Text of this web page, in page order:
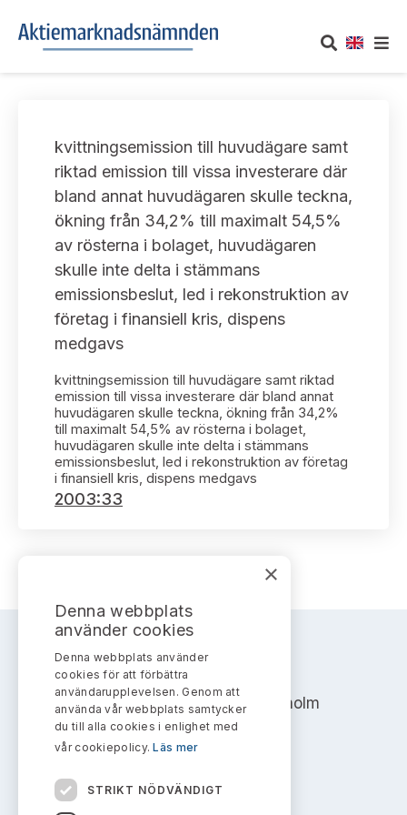
Om oss
Vårt uppdrag
Informationsgivning
Arbetssätt och jävsfrågor
Stadgar
Arbetsordning
Ledamöter
Huvudmän
UTTALANDEN
Om nämndens uttalanden
Framställningar och konsultation
Uttalanden sorterade efter publiceringsdatum
Samtliga uttalanden sorterade årsvis
Uttalanden sorterade ämnesvis
Sök uttalanden
Avgifter
TAKEOVER-REGLER
Takeover-regler för reglerade marknader och vissa
handelsplattformar
AKTUELLT
Nyheter och pressmeddelanden
Bildarkiv
KONTAKT
Kontakt angående ansökningar och uttalanden
Kontakt administrativa ärenden
kvittningsemission till huvudägare samt
riktad emission till vissa investerare där
bland annat huvudägaren skulle teckna,
ökning från 34,2% till maximalt 54,5%
av rösterna i bolaget, huvudägaren
skulle inte delta i stämmans
emissionsbeslut, led i rekonstruktion av
företag i finansiell kris, dispens
medgavs
kvittningsemission till huvudägare samt riktad
emission till vissa investerare där bland annat
huvudägaren skulle teckna, ökning från 34,2%
till maximalt 54,5% av rösterna i bolaget,
huvudägaren skulle inte delta i stämmans
emissionsbeslut, led i rekonstruktion av företag
i finansiell kris, dispens medgavs
2003:33
AKTIEMARKNADSNÄMNDEN
Address: Box 7354, 103 90 Stockholm
info@aktiemarknadsnamnden.se
Om innehållet
×
Denna webbplats
använder cookies
Denna webbplats använder
cookies för att förbättra
användarupplevelsen. Genom att
använda vår webbplats samtycker
du till alla cookies i enlighet med
vår cookiepolicy.Läs mer
STRIKT NÖDVÄNDIGT